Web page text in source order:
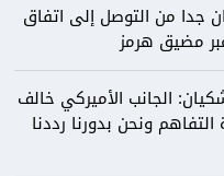
جدا من التوصل إلى اتفاق
مضيق هرمز
الجانب الأميركي خالف
ونحن بدورنا رددنا